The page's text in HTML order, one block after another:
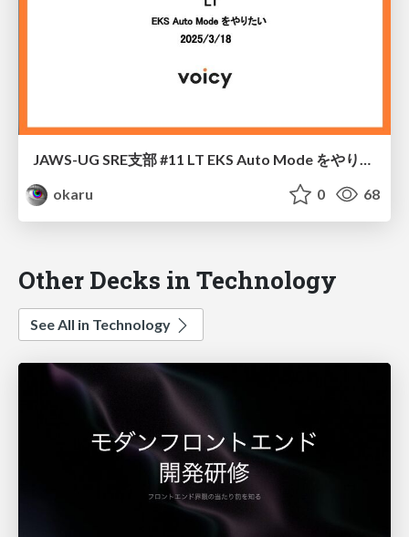
JAWS-UG SRE支部 #11 LT EKS Auto Mode をやりたい
okaru
0 68
Other Decks in Technology
See All in Technology